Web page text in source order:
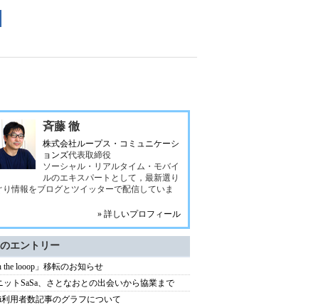
斉藤 徹
株式会社ループス・コミュニケーシ
ョンズ代表取締役
ソーシャル・リアルタイム・モバイ
ルのエキスパートとして，最新選り
り情報をブログとツイッターで配信していま
» 詳しいプロフィール
エントリー
the looop」移転のお知らせ
ットSaSa、さとなおとの出会いから協業まで
用者数記事のグラフについて